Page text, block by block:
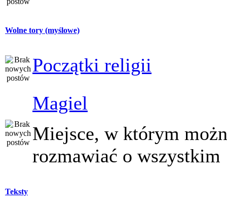
Wolne tory (myślowe)
Początki religii
Magiel
Miejsce, w którym
rozmawiać o wszystkim
Teksty